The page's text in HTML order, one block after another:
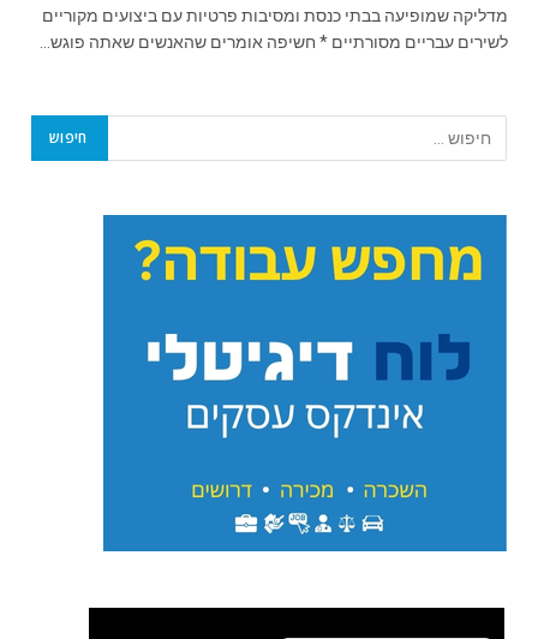
מדליקה שמופיעה בבתי כנסת ומסיבות פרטיות עם ביצועים מקוריים
לשירים עבריים מסורתיים * חשיפה אומרים שהאנשים שאתה פוגש…